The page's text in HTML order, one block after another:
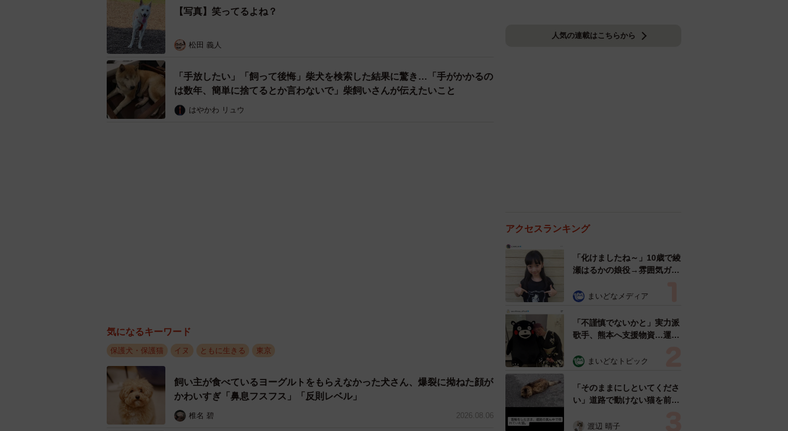
「この人は悪い人ではないだろうか」とジッと見つめるかりん
散歩では、吠えながら噛みついてくる
しかし、かりんの心を開くのは、たやすいものでもありませんでした。
散歩の練習をしようとかりんにハーネスをつけようとするとまたガブッ。
しかし、スタッフはそれでも諦めません。「否」をつけられたかりんを、なんとしてでも家
庭犬に成長させたい。その一心で根気強く接しました。
7カ月を過ぎたある日、突然スタッフになつき始めた！
同団体で引き取って7カ月を過ぎたかりん。
【写真】笑ってるよね？
松田 義人
「手放したい」「飼って後悔」柴犬を検索した結果に驚き…「手がかかるの
は数年、簡単に捨てるとか言わないで」柴飼いさんが伝えたいこと
はやかわ リュウ
気になるキーワード
保護犬・保護猫 イヌ ともに生きる 東京
飼い主が食べているヨーグルトをもらえなかった犬さん、爆裂に拗ねた顔が
かわいすぎ「鼻息フスフス」「反則レベル」
椎名 碧 2026.08.06
人気の連載はこちらから
アクセスランキング
「化けましたね～」10歳で綾
瀬はるかの娘役→雰囲気ガラ
雰囲気が」「宝塚に入れそ
まいどなメディア
「不謹慎でないかと」実力派
歌手、熊本へ支援物資…運搬
めらい 「痛いほど伝わる」
まいどなトピック
「そのままにしといてくださ
い」道路で動けない猫を前に
ようとした4日間 「命の重
渡辺 晴子